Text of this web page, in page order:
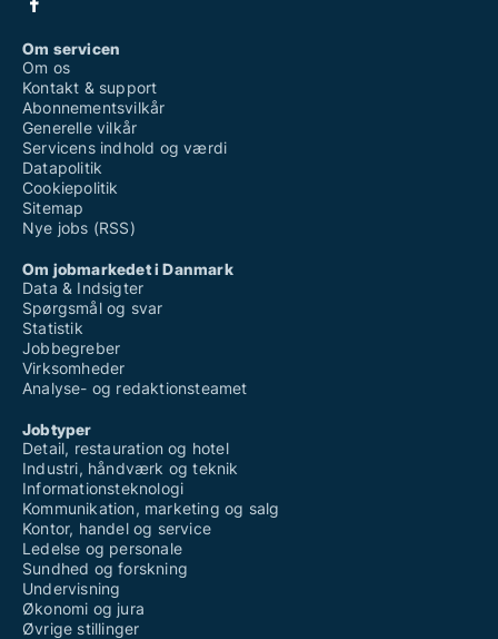
Om servicen
Om os
Kontakt & support
Abonnementsvilkår
Generelle vilkår
Servicens indhold og værdi
Datapolitik
Cookiepolitik
Sitemap
Nye jobs (RSS)
Om jobmarkedet i Danmark
Data & Indsigter
Spørgsmål og svar
Statistik
Jobbegreber
Virksomheder
Analyse- og redaktionsteamet
Jobtyper
Detail, restauration og hotel
Industri, håndværk og teknik
Informationsteknologi
Kommunikation, marketing og salg
Kontor, handel og service
Ledelse og personale
Sundhed og forskning
Undervisning
Økonomi og jura
Øvrige stillinger